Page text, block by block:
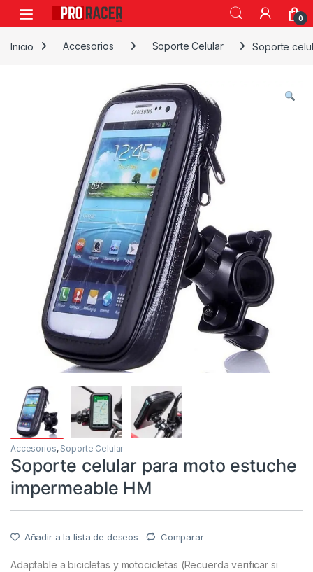
0
Inicio Accesorios Soporte Celular Soporte
Accesorios, Soporte Celular
Soporte celular para moto estuche
impermeable HM
Añadir a la lista de deseos Comparar
Adaptable a bicicletas y motocicletas (Recuerda verificar si